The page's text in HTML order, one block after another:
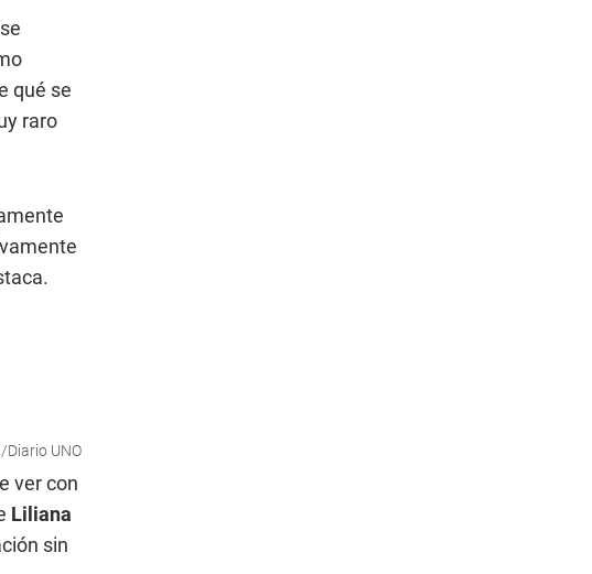
qué se
raro
UNO
ver con
Liliana
sin